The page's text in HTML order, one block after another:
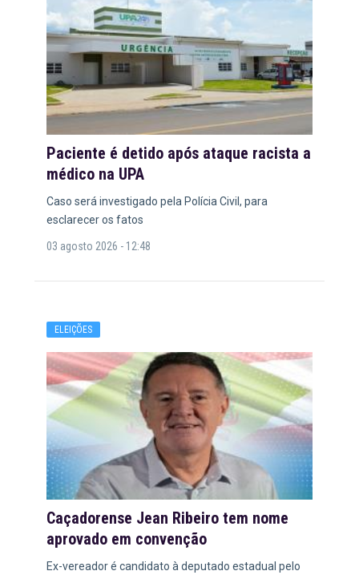
Paciente é detido após ataque racista a
médico na UPA
Caso será investigado pela Polícia Civil, para
esclarecer os fatos
03 agosto 2026 - 12:48
ELEIÇÕES
Caçadorense Jean Ribeiro tem nome
aprovado em convenção
Ex-vereador é candidato à deputado estadual pelo